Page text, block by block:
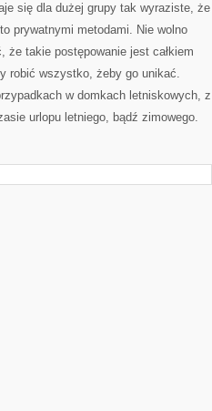
POWIĄZAĆ
się dla dużej grupy tak wyraziste, że
prywatnymi metodami. Nie wolno
że takie postępowanie jest całkiem
robić wszystko, żeby go unikać.
w domkach letniskowych, z
urlopu letniego, bądź zimowego.